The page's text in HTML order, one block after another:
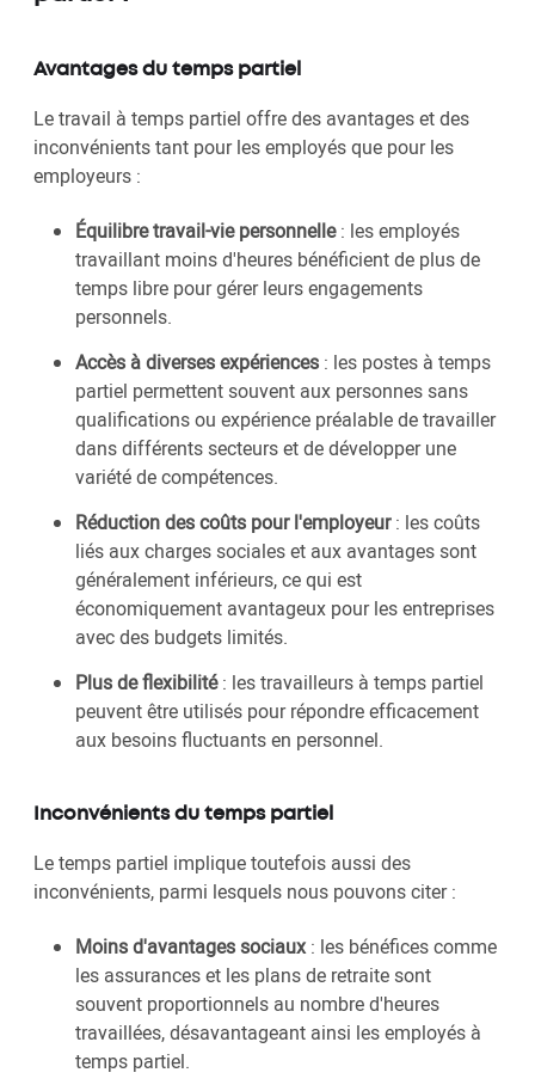
Avantages du temps partiel
Le travail à temps partiel offre des avantages et des
inconvénients tant pour les employés que pour les
employeurs :
Équilibre travail-vie personnelle: les employés
travaillant moins d'heures bénéficient de plus de
temps libre pour gérer leurs engagements
personnels.
Accès à diverses expériences : les postes à temps
partiel permettent souvent aux personnes sans
qualifications ou expérience préalable de travailler
dans différents secteurs et de développer une
variété de compétences.
Réduction des coûts pour l'employeur: les coûts
liés aux charges sociales et aux avantages sont
généralement inférieurs, ce qui est
économiquement avantageux pour les entreprises
avec des budgets limités.
Plus de flexibilité: les travailleurs à temps partiel
peuvent être utilisés pour répondre efficacement
aux besoins fluctuants en personnel.
Inconvénients du temps partiel
Le temps partiel implique toutefois aussi des
inconvénients, parmi lesquels nous pouvons citer :
Moins d'avantages sociaux: les bénéfices comme
les assurances et les plans de retraite sont
souvent proportionnels au nombre d'heures
travaillées, désavantageant ainsi les employés à
temps partiel.